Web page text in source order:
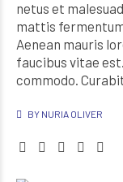
netus et
mattis
Aenean mauris
faucibus vitae
commodo.
BY NURIA OLIVER